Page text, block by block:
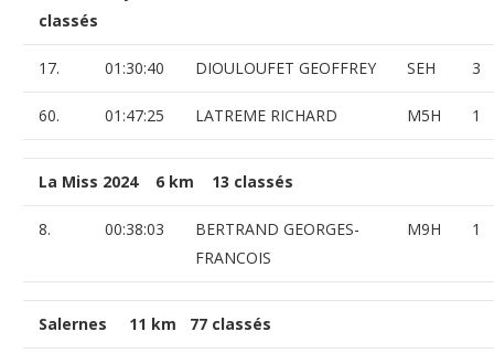
classés
17. 01:30:40 DIOULOUFET GEOFFREY SEH 3
60. 01:47:25 LATREME RICHARD M5H 1
La Miss 2024 6 km 13 classés
8. 00:38:03
BERTRAND GEORGES-
FRANCOIS
M9H 1
Salernes 11 km 77 classés